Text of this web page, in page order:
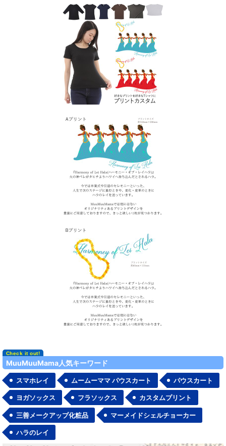
MuuMuuMama人気キーワード
スマホレイ ムームーママ パウスカート パウスカート
ヨガソックス フラソックス カスタムプリント
三善メークアップ化粧品 マーメイドシェルチョーカー
ハラのレイ